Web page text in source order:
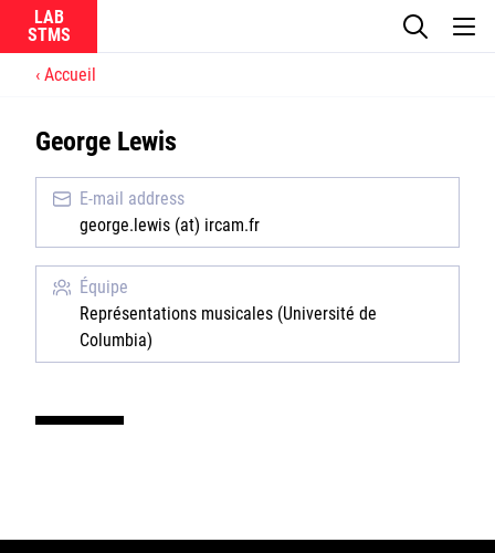
LAB
Ircam
La recherche
Actualités
Équipes
Accueil
George Lewis
E-mail address
george.lewis (at) ircam.fr
Équipe
Représentations musicales (Université de
Columbia)